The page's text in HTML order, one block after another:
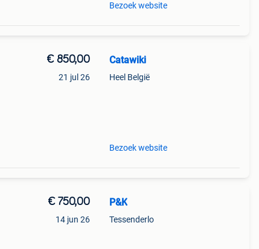
Bezoek website
€ 850,00
21 jul 26
Catawiki
Heel België
Bezoek website
€ 750,00
14 jun 26
P&K
Tessenderlo